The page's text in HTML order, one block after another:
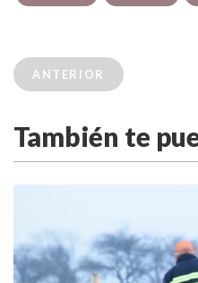
ANTERIOR
También te